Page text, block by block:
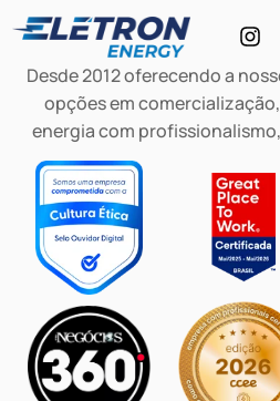
Desde 2012 oferecendo a
opções em
energia com